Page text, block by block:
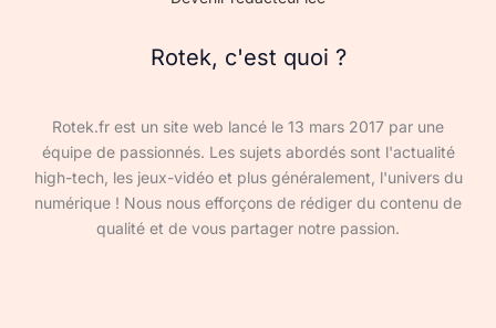
Rotek, c'est quoi ?
Rotek.fr est un site web lancé le 13 mars 2017 par une
équipe de passionnés. Les sujets abordés sont l'actualité
high-tech, les jeux-vidéo et plus généralement, l'univers du
numérique ! Nous nous efforçons de rédiger du contenu de
qualité et de vous partager notre passion.